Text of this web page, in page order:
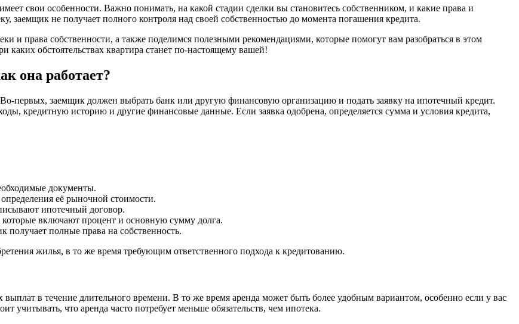
свои особенности. Важно понимать, на какой стадии сделки вы становитесь собственником, и какие права и
заемщик не получает полного контроля над своей собственностью до момента погашения кредита.
и права собственности, а также поделимся полезными рекомендациями, которые помогут вам разобраться в этом
каких обстоятельствах квартира станет по-настоящему вашей!
она работает?
первых, заемщик должен выбрать банк или другую финансовую организацию и подать заявку на ипотечный кредит.
кредитную историю и другие финансовые данные. Если заявка одобрена, определяется сумма и условия кредита,
документы.
её рыночной стоимости.
ипотечный договор.
включают процент и основную сумму долга.
получает полные права на собственность.
жилья, в то же время требующим ответственного подхода к кредитованию.
выплат в течение длительного времени. В то же время аренда может быть более удобным вариантом, особенно если у вас
учитывать, что аренда часто потребует меньше обязательств, чем ипотека.